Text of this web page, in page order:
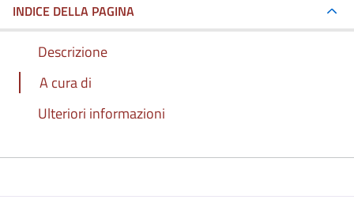
INDICE DELLA PAGINA
Descrizione
A cura di
Ulteriori informazioni